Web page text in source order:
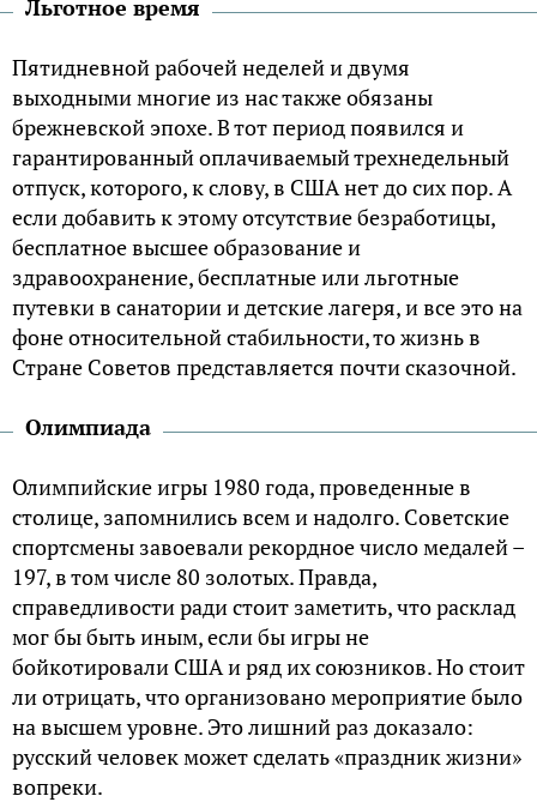
Льготное время
Пятидневной рабочей неделей и двумя
выходными многие из нас также обязаны
брежневской эпохе. В тот период появился и
гарантированный оплачиваемый трехнедельный
отпуск, которого, к слову, в США нет до сих пор. А
если добавить к этому отсутствие безработицы,
бесплатное высшее образование и
здравоохранение, бесплатные или льготные
путевки в санатории и детские лагеря, и все это на
фоне относительной стабильности, то жизнь в
Стране Советов представляется почти сказочной.
Олимпиада
Олимпийские игры 1980 года, проведенные в
столице, запомнились всем и надолго. Советские
спортсмены завоевали рекордное число медалей –
197, в том числе 80 золотых. Правда,
справедливости ради стоит заметить, что расклад
мог бы быть иным, если бы игры не
бойкотировали США и ряд их союзников. Но стоит
ли отрицать, что организовано мероприятие было
на высшем уровне. Это лишний раз доказало:
русский человек может сделать «праздник жизни»
вопреки.